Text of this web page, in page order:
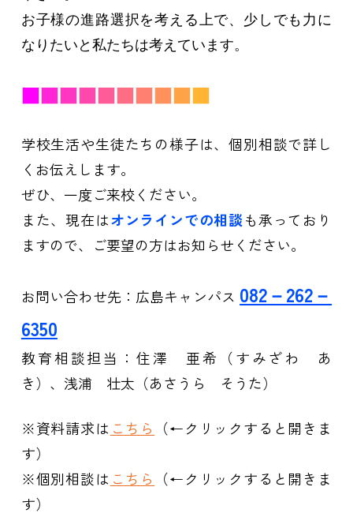
お子様の進路選択を考える上で、 少しでも力に
なりたいと私たちは考えています。
■■■■■■■■■■
学校生活や生徒たちの様子は、個別相談で詳し
くお伝えします。
ぜひ、一度ご来校ください。
また、現在はオンラインでの相談も承っており
ますので、ご要望の方はお知らせください。
お問い合わせ先：広島キャンパス 082－262－
6350
教育相談担当：住澤 亜希（すみざわ あ
き）、浅浦 壮太（あさうら そうた）
※資料請求は こちら
（←クリックすると開きま
す）
※個別相談は こちら
（←クリックすると開きま
す）